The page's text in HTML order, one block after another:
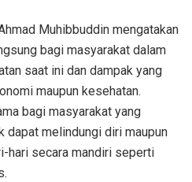
Muhibbuddin mengatakan
bagi masyarakat dalam
saat ini dan dampak yang
maupun kesehatan.
bagi masyarakat yang
dapat melindungi diri maupun
hari secara mandiri seperti